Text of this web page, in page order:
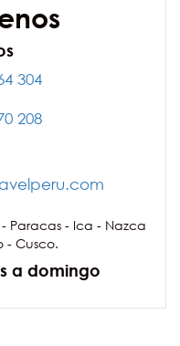
304
208
Paracas - Ica - Nazca
- Cusco.
a domingo